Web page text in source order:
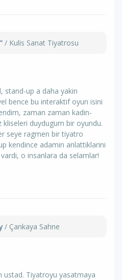
/ Kulis Sanat Tiyatrosu
stand-up a daha yakin
bence bu interaktif oyun isini
zaman zaman kadin-
duydugum bir oyundu.
seye ragmen bir tiyatro
kendince adamin anlattiklarini
o insanlara da selamlar!
/ Çankaya Sahne
ustad. Tiyatroyu yasatmaya